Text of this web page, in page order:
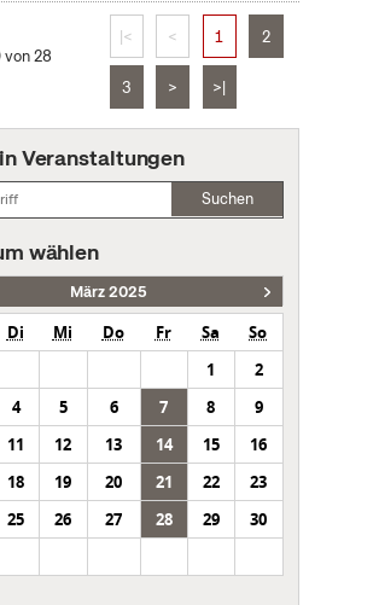
von 28
|< < 1 2
3 > >|
Veranstaltungen
Suchen
wählen
März 2025
Di Mi Do Fr Sa
So
1
2
4 5 6 7 8
9
11 12 13 14 15
16
18 19 20 21 22
23
25 26 27 28 29
30